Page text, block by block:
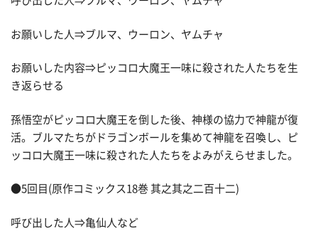
お願いした人⇒ブルマ、ウーロン、ヤムチャ
お願いした内容⇒ピッコロ大魔王一味に殺された人たちを生
き返らせる
孫悟空がピッコロ大魔王を倒した後、神様の協力で神龍が復
活。ブルマたちがドラゴンボールを集めて神龍を召喚し、ピ
ッコロ大魔王一味に殺された人たちをよみがえらせました。
●5回目(原作コミックス18巻 其之其之二百十二)
呼び出した人⇒亀仙人など